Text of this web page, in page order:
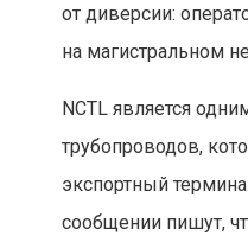
от диверсии:
на магистральном
NCTL является
трубопроводов,
экспортный
сообщении пишут,